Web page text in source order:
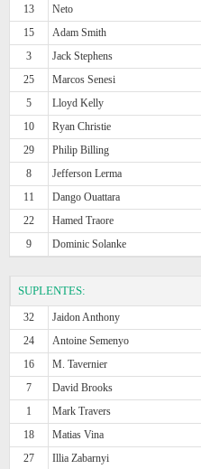
13
Neto
15
Adam Smith
3
Jack Stephens
25
Marcos Senesi
5
Lloyd Kelly
10
Ryan Christie
29
Philip Billing
8
Jefferson Lerma
11
Dango Ouattara
22
Hamed Traore
9
Dominic Solanke
SUPLENTES:
32 Jaidon Anthony
24
Antoine Semenyo
16
M. Tavernier
7
David Brooks
1
Mark Travers
18
Matias Vina
27
Illia Zabarnyi